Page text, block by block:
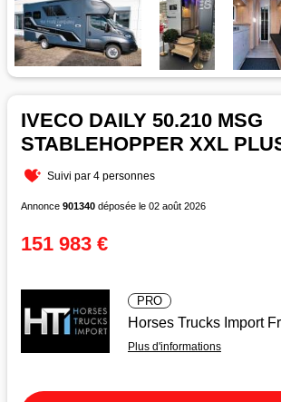
IVECO DAILY 50.210 MSG
STABLEHOPPER XXL
Suivi par 4 personnes
Annonce 901340 déposée le 02 août 2026
151 983 €
PRO
Horses Trucks Import
Plus d'informations